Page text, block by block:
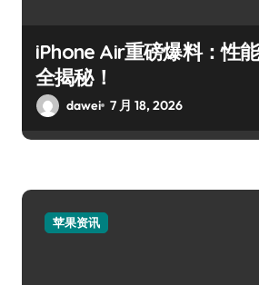
iPhone Air重磅爆料：性
全揭秘！
dawei 7 月 18, 2026
苹果资讯